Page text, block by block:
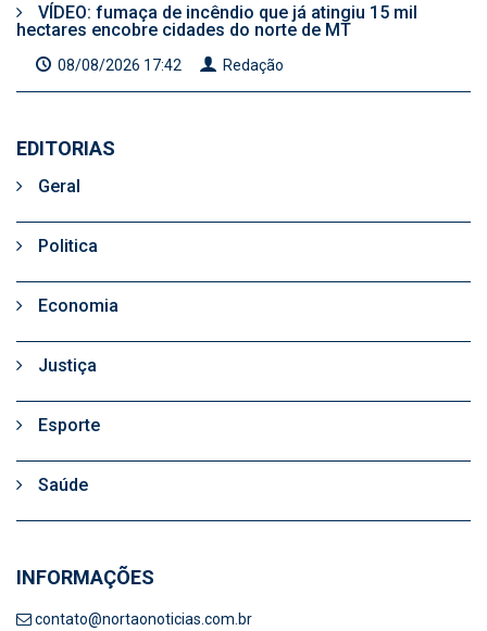
VÍDEO: fumaça de incêndio que já atingiu 15 mil
hectares encobre cidades do norte de MT
08/08/2026 17:42 Redação
EDITORIAS
Geral
Politica
Economia
Justiça
Esporte
Saúde
INFORMAÇÕES
contato@nortaonoticias.com.br